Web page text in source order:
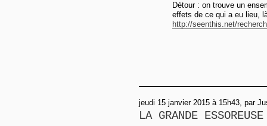
Détour : on trouve un
effets de ce qui a eu lieu,
http://seenthis.net/
jeudi 15 janvier 2015 à 15h43, par
LA GRANDE ESSOREUSE